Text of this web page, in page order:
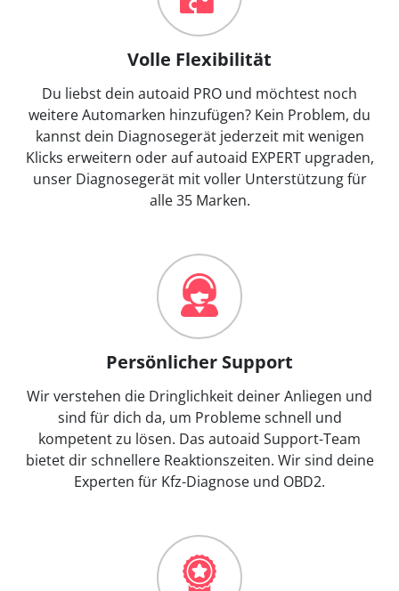
Volle Flexibilität
Du liebst dein autoaid PRO und möchtest noch
weitere Automarken hinzufügen? Kein Problem, du
kannst dein Diagnosegerät jederzeit mit wenigen
Klicks erweitern oder auf autoaid EXPERT upgraden,
unser Diagnosegerät mit voller Unterstützung für
alle 35 Marken.
Persönlicher Support
Wir verstehen die Dringlichkeit deiner Anliegen und
sind für dich da, um Probleme schnell und
kompetent zu lösen. Das autoaid Support-Team
bietet dir schnellere Reaktionszeiten. Wir sind deine
Experten für Kfz-Diagnose und OBD2.